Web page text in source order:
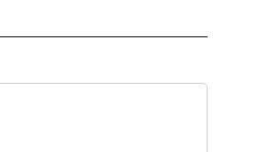
ABOUT NEW PAGES ON "CNN - SPANISH".